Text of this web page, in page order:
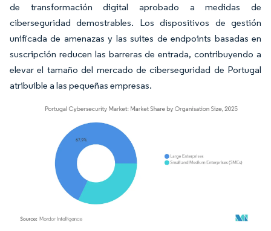
de transformación digital aprobado a medidas de
ciberseguridad demostrables. Los dispositivos de gestión
unificada de amenazas y las suites de endpoints basadas en
suscripción reducen las barreras de entrada, contribuyendo a
elevar el tamaño del mercado de ciberseguridad de Portugal
atribuible a las pequeñas empresas.